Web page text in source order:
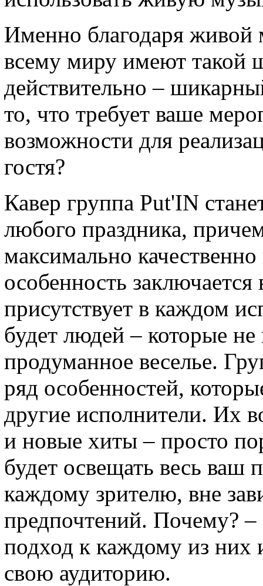
Именно благодаря живой
всему миру имеют такой
действительно –
то, что требует ваше
возможности для
гостя?
Кавер группа Put'IN
любого праздника,
максимально
особенность
присутствует в каждом
будет людей – которые не
продуманное веселье.
ряд особенностей,
другие исполнители. Их
и новые хиты – просто
будет освещать весь ваш
каждому зрителю, вне
предпочтений. Почему? –
подход к каждому из них
свою аудиторию.